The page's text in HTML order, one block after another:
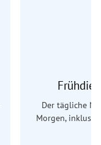
Der tägliche
Morgen,